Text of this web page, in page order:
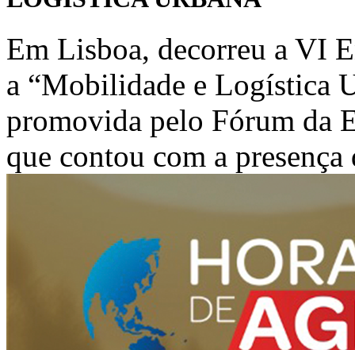
Em Lisboa, decorreu a VI
a “Mobilidade e Logística
promovida pelo Fórum da
que contou com a